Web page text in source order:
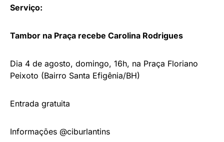
Serviço:
Tambor na Praça recebe Carolina Rodrigues
Dia 4 de agosto, domingo, 16h, na Praça Floriano
Peixoto (Bairro Santa Efigênia/BH)
Entrada gratuita
Informações @ciburlantins